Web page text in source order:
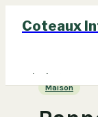
Coteaux
Bricolage
Maison